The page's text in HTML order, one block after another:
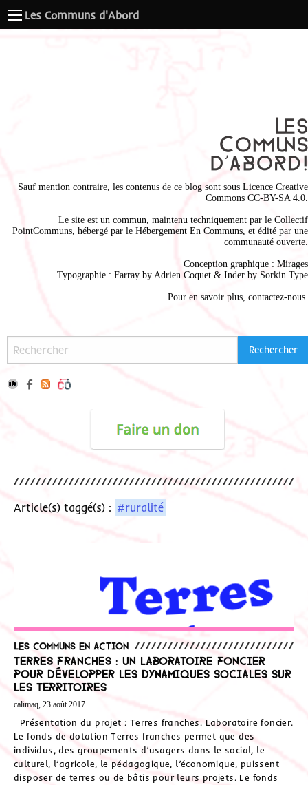
Les Communs d'Abord
Sauf mention contraire, les contenus de ce blog sont sous Licence Creative
Commons CC-BY-SA 4.0
Le site est un commun, maintenu techniquement par le Collectif
PointCommuns , hébergé par le Hébergement En Communs , et édité par une
communauté ouverte.
Conception graphique : Mirages
Typographie : Farray by Adrien Coquet & Inder by Sorkin Type
Pour en savoir plus, contactez-nous
Article(s) taggé(s) : #ruralité
Les communs en action
Terres franches : un laboratoire foncier
pour développer les dynamiques sociales sur
les territoires
calimaq, 23 août 2017.
Présentation du projet : Terres franches. Laboratoire foncier.
Le fonds de dotation Terres franches permet que des
individus, des groupements d’usagers dans le social, le
culturel, l’agricole, le pédagogique, l’économique, puissent
disposer de terres ou de bâtis pour leurs projets. Le fonds